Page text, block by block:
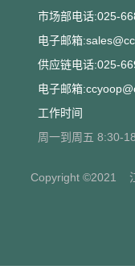
市场部电话:025-
电子邮箱
供应链电话:025-
电子邮箱
工作时间
周一到周五 8:30-
Copyright ©2021